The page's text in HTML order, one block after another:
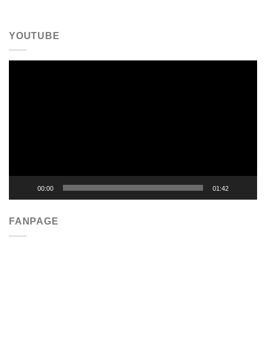
YOUTUBE
00:00 01:42
FANPAGE